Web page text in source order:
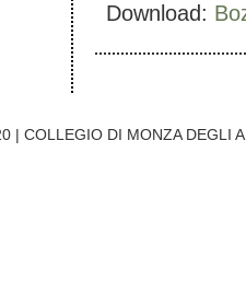
Download:
| COLLEGIO DI MONZA DEGLI